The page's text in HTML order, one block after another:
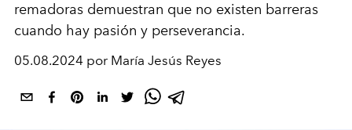
remadoras demuestran que no existen barreras
cuando hay pasión y perseverancia.
05.08.2024 por María Jesús Reyes